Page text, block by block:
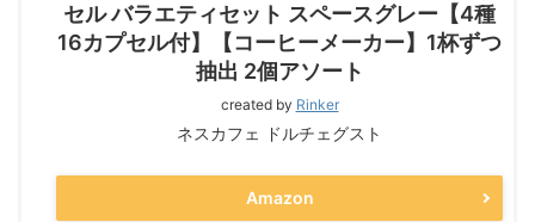
セル バラエティセット スペースグレー【4種
16カプセル付】【コーヒーメーカー】1杯ずつ
抽出 2個アソート
created by Rinker
ネスカフェ ドルチェグスト
Amazon